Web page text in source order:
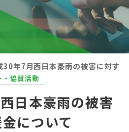
30年7月西日本豪雨の被害に対す
・協賛活動
日本豪雨の被害
について